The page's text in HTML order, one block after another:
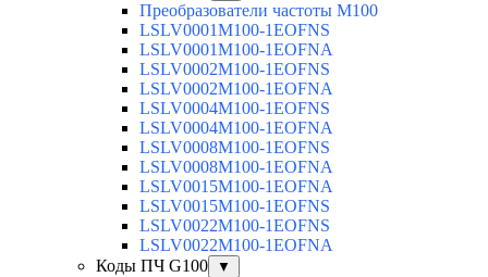
Преобразователи частоты M100
LSLV0001M100-1EOFNS
LSLV0001M100-1EOFNA
LSLV0002M100-1EOFNS
LSLV0002M100-1EOFNA
LSLV0004M100-1EOFNS
LSLV0004M100-1EOFNA
LSLV0008M100-1EOFNS
LSLV0008M100-1EOFNA
LSLV0015M100-1EOFNA
LSLV0015M100-1EOFNS
LSLV0022M100-1EOFNS
LSLV0022M100-1EOFNA
Коды ПЧ G100
▼